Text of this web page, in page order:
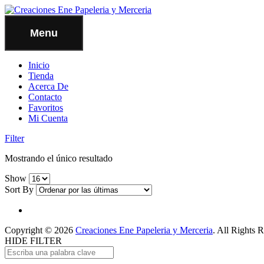
Menu
Inicio
Tienda
Acerca De
Contacto
Favoritos
Mi Cuenta
Filter
Mostrando el único resultado
Show
Sort By
Copyright © 2026 Creaciones Ene Papeleria y Merceria. All Rights
HIDE FILTER